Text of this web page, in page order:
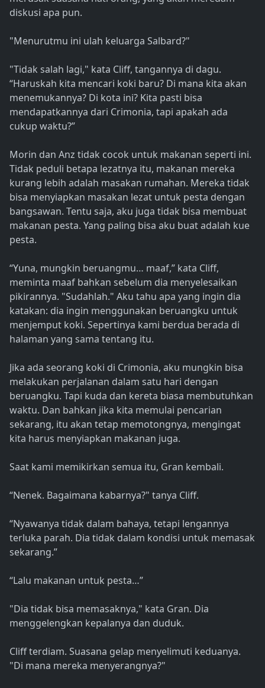
diskusi apa pun.
"Menurutmu ini ulah keluarga Salbard?"
"Tidak salah lagi," kata Cliff, tangannya di dagu.
“Haruskah kita mencari koki baru? Di mana kita akan
menemukannya? Di kota ini? Kita pasti bisa
mendapatkannya dari Crimonia, tapi apakah ada
cukup waktu?”
Morin dan Anz tidak cocok untuk makanan seperti ini.
Tidak peduli betapa lezatnya itu, makanan mereka
kurang lebih adalah masakan rumahan. Mereka tidak
bisa menyiapkan masakan lezat untuk pesta dengan
bangsawan. Tentu saja, aku juga tidak bisa membuat
makanan pesta. Yang paling bisa aku buat adalah kue
pesta.
“Yuna, mungkin beruangmu… maaf,” kata Cliff,
meminta maaf bahkan sebelum dia menyelesaikan
pikirannya. "Sudahlah." Aku tahu apa yang ingin dia
katakan: dia ingin menggunakan beruangku untuk
menjemput koki. Sepertinya kami berdua berada di
halaman yang sama tentang itu.
Jika ada seorang koki di Crimonia, aku mungkin bisa
melakukan perjalanan dalam satu hari dengan
beruangku. Tapi kuda dan kereta biasa membutuhkan
waktu. Dan bahkan jika kita memulai pencarian
sekarang, itu akan tetap memotongnya, mengingat
kita harus menyiapkan makanan juga.
Saat kami memikirkan semua itu, Gran kembali.
“Nenek. Bagaimana kabarnya?" tanya Cliff.
“Nyawanya tidak dalam bahaya, tetapi lengannya
terluka parah. Dia tidak dalam kondisi untuk memasak
sekarang.”
“Lalu makanan untuk pesta…”
"Dia tidak bisa memasaknya," kata Gran. Dia
menggelengkan kepalanya dan duduk.
Cliff terdiam. Suasana gelap menyelimuti keduanya.
"Di mana mereka menyerangnya?"